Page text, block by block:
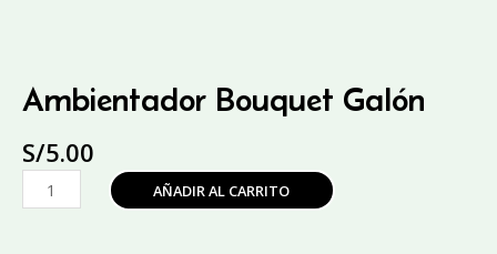
Ambientador Bouquet Galón
S/5.00
Ambientador
Bouquet
AÑADIR AL CARRITO